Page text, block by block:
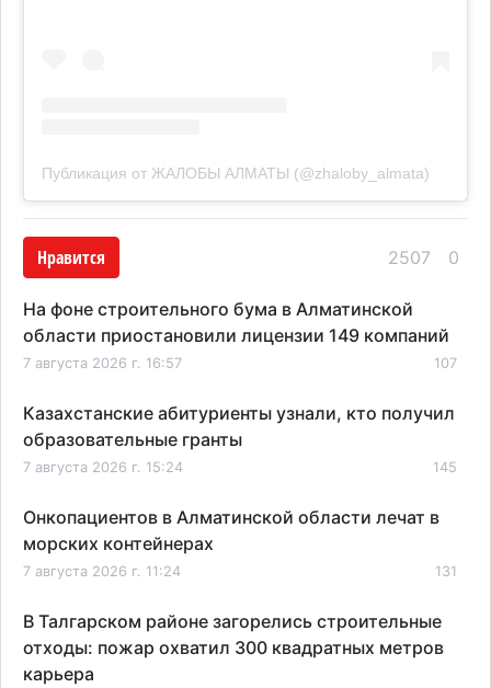
Публикация от ЖАЛОБЫ АЛМАТЫ (@zhaloby_almata)
Нравится 2507 0
На фоне строительного бума в Алматинской
области приостановили лицензии 149 компаний
7 августа 2026 г. 16:57 107
Казахстанские абитуриенты узнали, кто получил
образовательные гранты
7 августа 2026 г. 15:24 145
Онкопациентов в Алматинской области лечат в
морских контейнерах
7 августа 2026 г. 11:24 131
В Талгарском районе загорелись строительные
отходы: пожар охватил 300 квадратных метров
карьера